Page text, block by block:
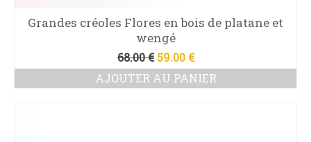
Grandes créoles Flores en bois de platane et
wengé
68.00€ Le
prix
initial
59.00 €Le
prix
actuel
AJOUTER AU PANIER